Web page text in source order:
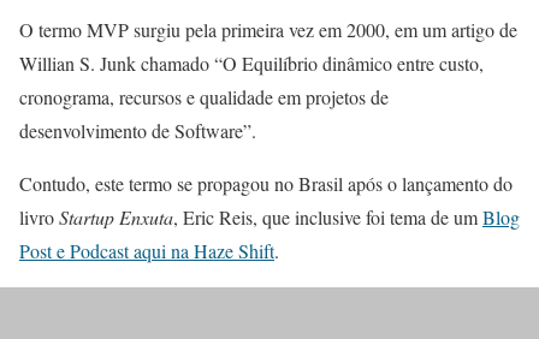
O termo MVP surgiu pela primeira vez em 2000, em um artigo de
Willian S. Junk chamado “O Equilíbrio dinâmico entre custo,
cronograma, recursos e qualidade em projetos de
desenvolvimento de Software”.
Contudo, este termo se propagou no Brasil após o lançamento do
livroStartup Enxuta, Eric Reis, que inclusive foi tema de umBlog
Post e Podcast aqui na Haze Shift.